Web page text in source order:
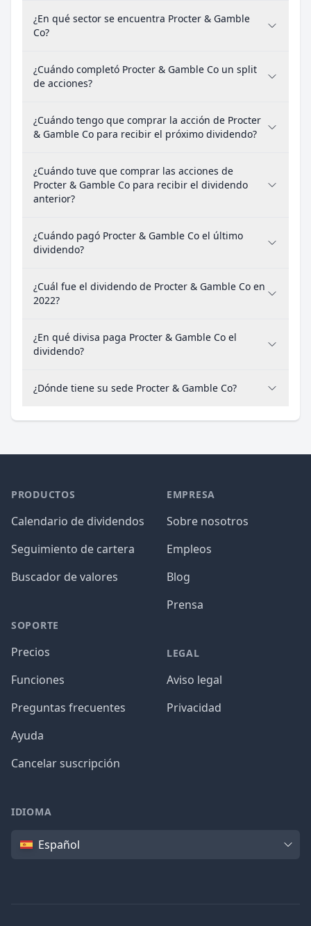
¿En qué sector se encuentra Procter & Gamble
Co?
¿Cuándo completó Procter & Gamble Co un split
de acciones?
¿Cuándo tengo que comprar la acción de Procter
& Gamble Co para recibir el próximo dividendo?
¿Cuándo tuve que comprar las acciones de
Procter & Gamble Co para recibir el dividendo
anterior?
¿Cuándo pagó Procter & Gamble Co el último
dividendo?
¿Cuál fue el dividendo de Procter & Gamble Co en
2022?
¿En qué divisa paga Procter & Gamble Co el
dividendo?
¿Dónde tiene su sede Procter & Gamble Co?
PRODUCTOS
Calendario de dividendos
Seguimiento de cartera
Buscador de valores
SOPORTE
Precios
Funciones
Preguntas frecuentes
Ayuda
Cancelar suscripción
EMPRESA
Sobre nosotros
Empleos
Blog
Prensa
LEGAL
Aviso legal
Privacidad
IDIOMA
IdiomaEspañol